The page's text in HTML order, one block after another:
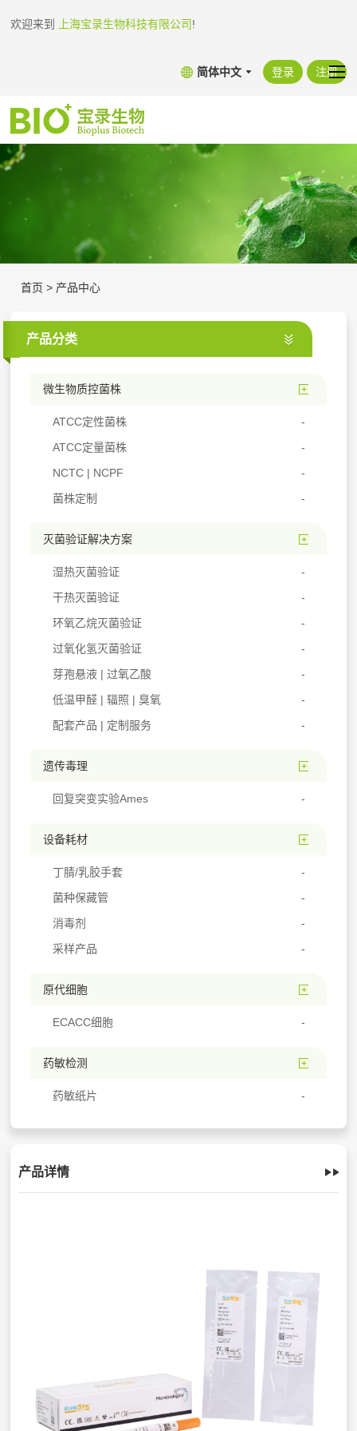
欢迎来到 上海宝录生物科技有限公司!
简体中文 登录 注册
首页 > 产品中心
产品分类
微生物质控菌株
ATCC定性菌株
ATCC定量菌株
NCTC | NCPF
菌株定制
灭菌验证解决方案
湿热灭菌验证
干热灭菌验证
环氧乙烷灭菌验证
过氧化氢灭菌验证
芽孢悬液 | 过氧乙酸
低温甲醛 | 辐照 | 臭氧
配套产品 | 定制服务
遗传毒理
回复突变实验Ames
设备耗材
丁腈/乳胶手套
菌种保藏管
消毒剂
采样产品
原代细胞
ECACC细胞
药敏检测
药敏纸片
产品详情